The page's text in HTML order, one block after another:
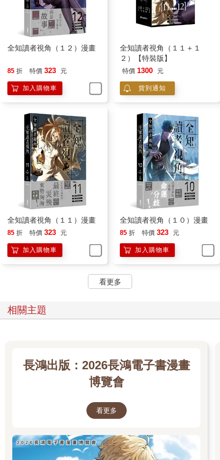
個又一個熟面孔，不祥的預感也一次次湧現。
聚集在這裡的星座全都有一個共通點。
黑焰龍好不容易擺脫了烏列爾，低聲咕噥。
『這些人，都是原本待在金獨子頻道裡的傢伙。』
沒錯。聚集在此地的所有人，全都是──
就在這時，烏列爾的五感捕捉到一絲頗具威脅性的位格正在移
動。
有人正試圖將這片空地團團包圍，他們全都擁有直逼傳說級星座
的強大位格。
機敏過人的烏列爾立刻就看穿了那些人的來歷。
『是紙莎草、吠陀，還有黃帝啊。向來交惡的幾個星雲竟會聯
手，這又是在打什麼算盤？』
烏列爾緊張地喃喃自語。
縱使強大如祂，要應付這麼多傳說級星座也是強人所難，更何況
『就連那些八風吹不動的老屁股都出現了⋯⋯屬於最後任務的存
在怎會跑到這來？』
錯不了，從剛才開始，祂的手臂就止不住地冒出雞皮疙瘩，在在
證明了某個超級強大的存在就在不遠處。
無論星星直播再怎麼浩瀚無垠，擁有如此強大位格的存在仍是屈
指可數。
往身旁一瞧，深淵的黑焰龍同樣難掩緊張。
無庸置疑，這個存在──
顯然是真正的神話級星座！
跟著全部點燃。周遭的星座再也站不穩腳步，連火焰抗性極強的
烏列爾都不禁皺起了眉頭。
篇章，也早早進入了唯一神話的候補名單。
這群人已經抵達最後的任務，自身傳說也獲得了保障。
『看來那潑猴和冥王還沒出現。沒時間拖延了，我們直接進入正
［星座『正午日輪』望向『惡魔般的火之審判者』。］
聖。
星星直播存在著無數的「太陽」，而在眾多烈日中，只有極少數
全知讀者視角（１２）漫畫
85 折 特價 323 元
加入購物車
全知讀者視角（１１＋１
２）【特裝版】
特價 1300 元
貨到通知
全知讀者視角（１１）漫畫
85 折 特價 323 元
加入購物車
全知讀者視角（１０）漫畫
85 折 特價 323 元
加入購物車
看更多
相關主題
長鴻出版：2026長鴻電子書漫畫
博覽會
看更多